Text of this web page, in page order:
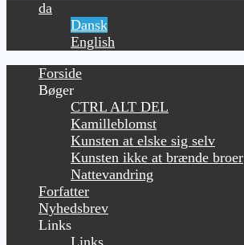
da
Dansk
English
Forside
Bøger
CTRL ALT DEL
Kamilleblomst
Kunsten at elske sig selv
Kunsten ikke at brænde broer
Nattevandring
Forfatter
Nyhedsbrev
Links
Links